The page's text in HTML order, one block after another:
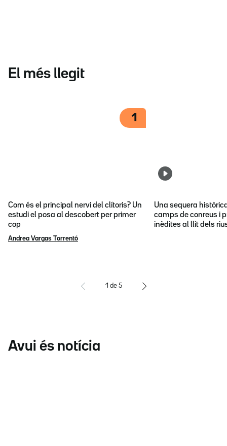
El més llegit
1
Com és el principal nervi del clítoris? Un
estudi el posa al descobert per primer
cop
Andrea Vargas Torrentó
Una sequera
camps de conreus i
inèdites al llit dels
1 de 5
Avui és notícia